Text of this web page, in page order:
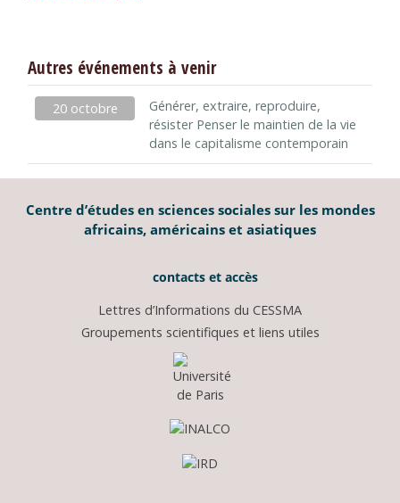
Autres événements à venir
20 octobre
Générer, extraire, reproduire,
résister Penser le maintien de la vie
dans le capitalisme contemporain
Centre d’études en sciences sociales sur les mondes
africains, américains et asiatiques
contacts et accès
Lettres d’Informations du CESSMA
Groupements scientifiques et liens utiles